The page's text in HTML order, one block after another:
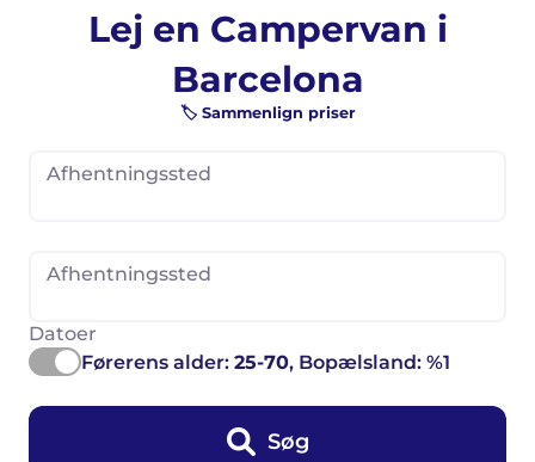
Lej en Campervan i
Barcelona
🏷️ Sammenlign priser
Afhentningssted
Afhentningssted
Datoer
Førerens alder: 25-70, Bopælsland: %1
Søg